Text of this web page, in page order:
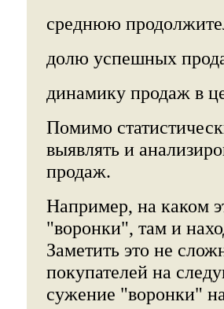
среднюю
долю успешных
динамику продаж в
Помимо
выявлять и
продаж.
Например, на каком
"воронки", там и
Заметить это не
покупателей на
сужение "воронки"